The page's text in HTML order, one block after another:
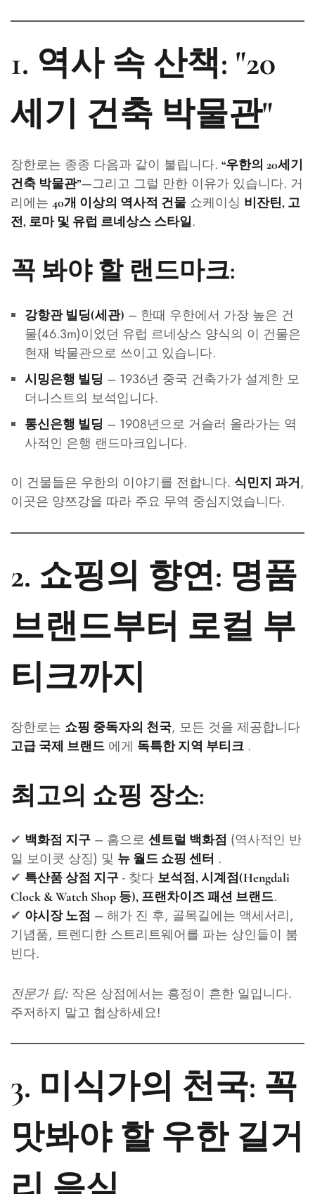
1. 역사 속 산책: "20
세기 건축 박물관"
장한로는 종종 다음과 같이 불립니다. “우한의 20세기
건축 박물관”—그리고 그럴 만한 이유가 있습니다. 거
리에는 40개 이상의 역사적 건물 쇼케이싱 비잔틴, 고
전, 로마 및 유럽 르네상스 스타일.
꼭 봐야 할 랜드마크:
강항관 빌딩(세관) – 한때 우한에서 가장 높은 건
물(46.3m)이었던 유럽 르네상스 양식의 이 건물은
현재 박물관으로 쓰이고 있습니다.
시밍은행 빌딩 – 1936년 중국 건축가가 설계한 모
더니스트의 보석입니다.
통신은행 빌딩 – 1908년으로 거슬러 올라가는 역
사적인 은행 랜드마크입니다.
이 건물들은 우한의 이야기를 전합니다. 식민지 과거 ,
이곳은 양쯔강을 따라 주요 무역 중심지였습니다.
2. 쇼핑의 향연: 명품
브랜드부터 로컬 부
티크까지
장한로는 쇼핑 중독자의 천국, 모든 것을 제공합니다
고급 국제 브랜드 에게 독특한 지역 부티크 .
최고의 쇼핑 장소:
✔ 백화점 지구 – 홈으로 센트럴 백화점 (역사적인 반
일 보이콧 상징) 및 뉴 월드 쇼핑 센터 .
✔ 특산품 상점 지구 - 찾다 보석점, 시계점(Hengdali
Clock & Watch Shop 등), 프랜차이즈 패션 브랜드.
✔ 야시장 노점 – 해가 진 후, 골목길에는 액세서리,
기념품, 트렌디한 스트리트웨어를 파는 상인들이 붐
빈다.
전문가 팁: 작은 상점에서는 흥정이 흔한 일입니다.
주저하지 말고 협상하세요!
3. 미식가의 천국: 꼭
맛봐야 할 우한 길거